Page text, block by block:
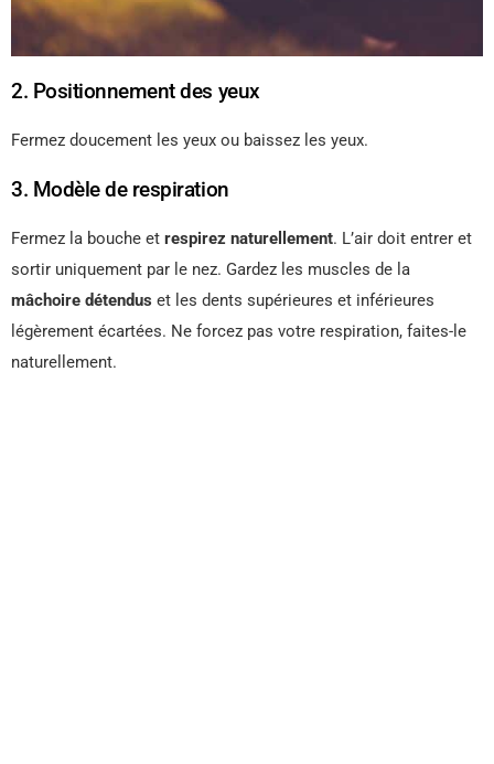
2. Positionnement des yeux
Fermez doucement les yeux ou baissez les yeux.
3. Modèle de respiration
Fermez la bouche et respirez naturellement. L’air doit entrer et
sortir uniquement par le nez. Gardez les muscles de la
mâchoire détendus et les dents supérieures et inférieures
légèrement écartées. Ne forcez pas votre respiration, faites-le
naturellement.